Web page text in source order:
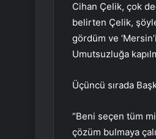
Cihan Çelik, çok
belirten Çelik,
gördüm ve
Umutsuzluğa
Üçüncü sırada
“Beni seçen tüm
çözüm bulmaya